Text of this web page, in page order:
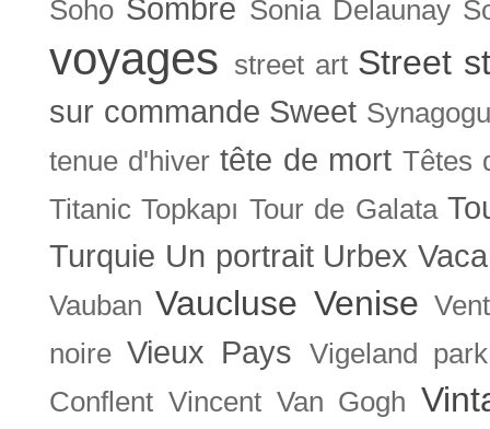
Soho Sombre Sonia Delaunay
voyages street art Street
sur commande Sweet
tenue d'hiver tête de mort Têtes
Titanic Topkapı Tour de Galata
Turquie Un portrait Urbex
Vauban Vaucluse Venise
noire Vieux Pays
Vigeland park
Conflent Vincent Van Gogh